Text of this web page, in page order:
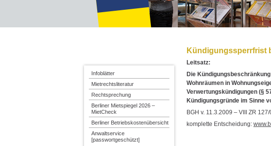
Kündigungssperrfrist
Leitsatz:
Die
Wohnräumen in
Verwertungskündigungen (§
Kündigungsgründe im Sinne
BGH v. 11.3.2009 – VIII ZR
komplette Entscheidung:
Infoblätter
Mietrechtsliteratur
Rechtsprechung
Berliner Mietspiegel 2026 –
MietCheck
Berliner Betriebskostenübersicht
Anwaltservice
[passwortgeschützt]